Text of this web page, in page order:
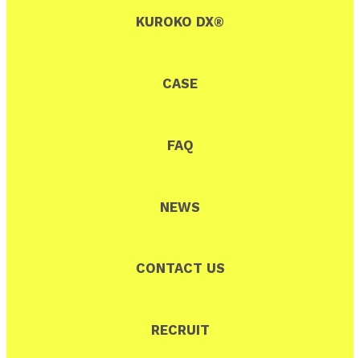
KUROKO DX®
RECRUIT
CASE
FAQ
NEWS
CONTACT US